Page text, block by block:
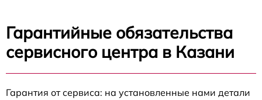
Гарантийные обязательства
сервисного центра в Казани
Гарантия от сервиса: на установленные нами детали